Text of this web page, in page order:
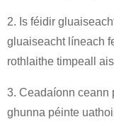
2. Is féidir
gluaiseacht líneach
rothlaithe timpeall
3. Ceadaíonn ceann
ghunna péinte